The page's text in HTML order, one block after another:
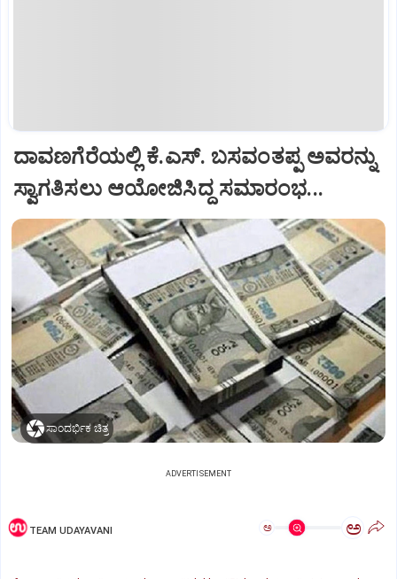
ದಾವಣಗೆರೆಯಲ್ಲಿ ಕೆ.ಎಸ್. ಬಸವಂತಪ್ಪ ಅವರನ್ನು
ಸ್ವಾಗತಿಸಲು ಆಯೋಜಿಸಿದ್ದ ಸಮಾರಂಭ...
ಸಾಂದರ್ಭಿಕ ಚಿತ್ರ
ADVERTISEMENT
TEAM UDAYAVANI ಅ ಅ